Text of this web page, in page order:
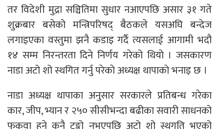
तर विदेशी मुद्रा सञ्चितिमा सुधार नआएपछि असार ३१ गते
शुक्रबार बसेको मन्त्रिपरिषद् बैठकले यसअघि बन्देज
लगाइएका वस्तुमा झनै कडाइ गर्दै त्यसलाई आगामी भदौ
१४ सम्म निरन्तरता दिने निर्णय गरेको थियाे । जसकारण
नाडा अटो शो स्थगित गर्नु परेकाे अध्यक्ष थापाकाे भनाइ छ ।
नाडा अध्यक्ष थापाका अनुसार सरकारले प्रतिबन्ध गरेका
कार, जीप, भ्यान र २५० सीसीभन्दा बढीका सवारी साधनको